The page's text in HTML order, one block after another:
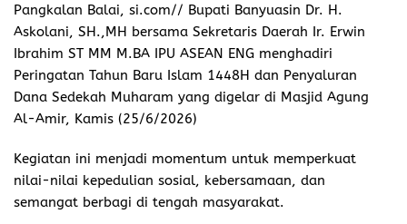
Pangkalan Balai, si.com// Bupati Banyuasin Dr. H.
Askolani, SH.,MH bersama Sekretaris Daerah Ir. Erwin
Ibrahim ST MM M.BA IPU ASEAN ENG menghadiri
Peringatan Tahun Baru Islam 1448H dan Penyaluran
Dana Sedekah Muharam yang digelar di Masjid Agung
Al-Amir, Kamis (25/6/2026)
Kegiatan ini menjadi momentum untuk memperkuat
nilai-nilai kepedulian sosial, kebersamaan, dan
semangat berbagi di tengah masyarakat.